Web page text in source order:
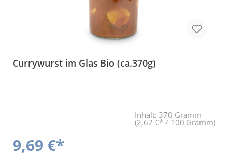
Currywurst im Glas Bio (ca.370g)
Inhalt: 370 Gramm
(2,62 €* / 100 Gramm)
9,69 €*